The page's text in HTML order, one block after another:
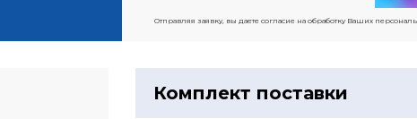
Отправляя заявку, вы даете согласие на обработку Ваших
Комплект поставки